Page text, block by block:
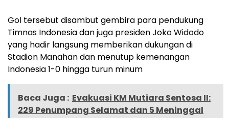
Gol tersebut disambut gembira para pendukung
Timnas Indonesia dan juga presiden Joko Widodo
yang hadir langsung memberikan dukungan di
Stadion Manahan dan menutup kemenangan
Indonesia 1-0 hingga turun minum
Baca Juga : Evakuasi KM Mutiara Sentosa II:
229 Penumpang Selamat dan 5 Meninggal